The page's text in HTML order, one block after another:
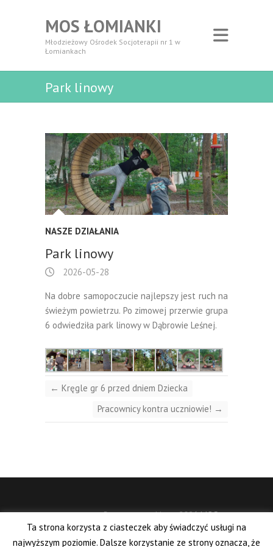
MOS ŁOMIANKI
Młodzieżowy Ośrodek Socjoterapii nr 1 w
Łomiankach
Park linowy
NASZE DZIAŁANIA
Park linowy
2026-05-28
Na dobre samopoczucie najlepszy jest ruch na
świeżym powietrzu. Po zimowej przerwie grupa
6 odwiedziła park linowy w Dąbrowie Leśnej.
← Kręgle gr 6 przed dniem Dziecka
Pracownicy kontra uczniowie! →
Prawa autorskie © 2026MOS
Łomianki | Wszelkie prawa
zastrzeżone
Ta strona korzysta z ciasteczek aby świadczyć usługi na
najwyższym poziomie. Dalsze korzystanie ze strony oznacza, że